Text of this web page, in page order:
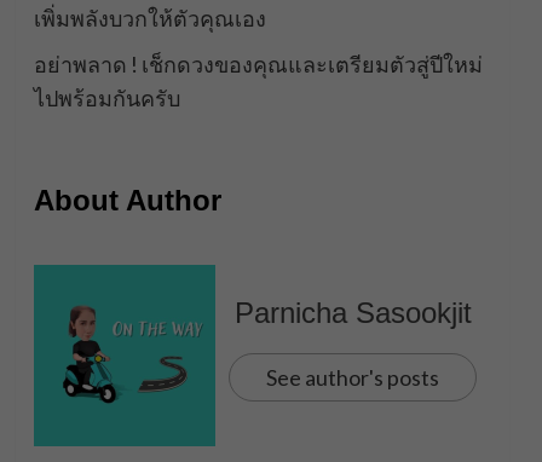
เพิ่มพลังบวกให้ตัวคุณเอง
อย่าพลาด ! เช็กดวงของคุณและเตรียมตัวสู่ปีใหม่
ไปพร้อมกันครับ
About Author
Parnicha Sasookjit
See author's posts